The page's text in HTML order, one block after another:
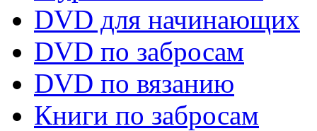
DVD для начинающих
DVD по забросам
DVD по вязанию
Книги по забросам